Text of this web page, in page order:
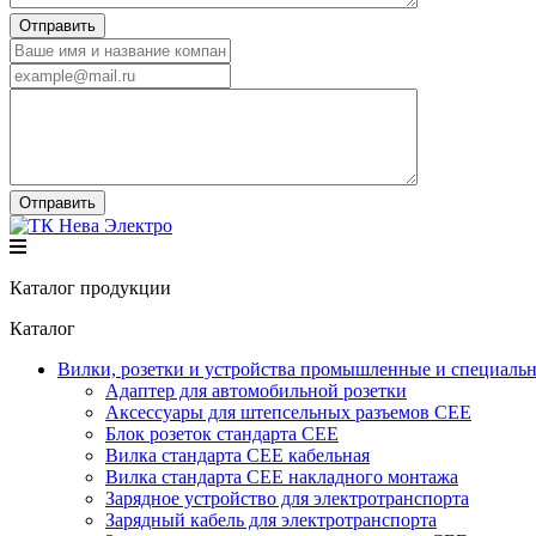
Каталог продукции
Каталог
Вилки, розетки и устройства промышленные и
Адаптер для автомобильной розетки
Аксессуары для штепсельных разъемов CEE
Блок розеток стандарта CEE
Вилка стандарта CEE кабельная
Вилка стандарта CEE накладного монтажа
Зарядное устройство для электротранспорта
Зарядный кабель для электротранспорта